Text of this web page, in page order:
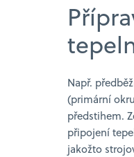
Např.
(primární
předstihem.
připojení
jakožto